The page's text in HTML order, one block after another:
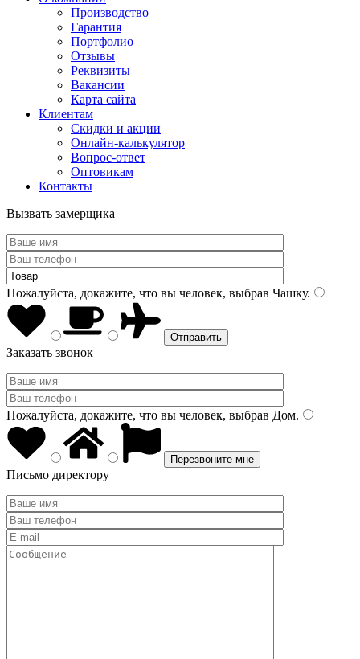
Производство
Гарантия
Портфолио
Отзывы
Реквизиты
Вакансии
Карта сайта
Клиентам
Скидки и акции
Онлайн-калькулятор
Вопрос-ответ
Оптовикам
Контакты
Вызвать замерщика
Пожалуйста, докажите, что вы человек, выбрав Чашку.
Заказать звонок
Пожалуйста, докажите, что вы человек, выбрав Дом.
Письмо директору